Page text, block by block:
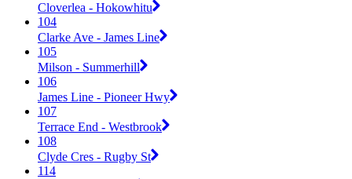
Cloverlea - Hokowhitu
104
Clarke Ave - James Line
105
Milson - Summerhill
106
James Line - Pioneer Hwy
107
Terrace End - Westbrook
108
Clyde Cres - Rugby St
114